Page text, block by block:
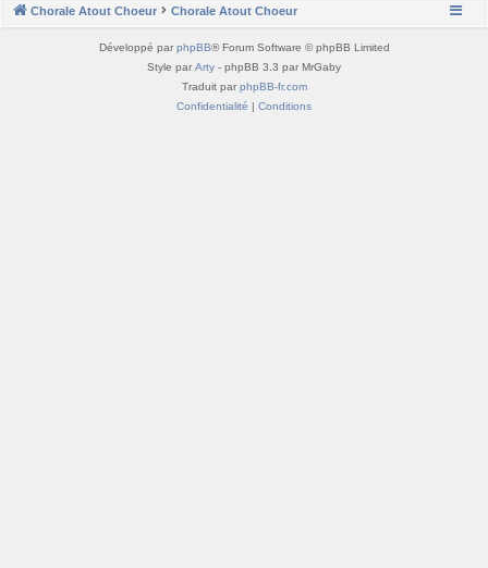
Chorale Atout Choeur Chorale Atout Choeur
Développé par phpBB® Forum Software © phpBB Limited
Style par Arty - phpBB 3.3 par MrGaby
Traduit par phpBB-fr.com
Confidentialité | Conditions